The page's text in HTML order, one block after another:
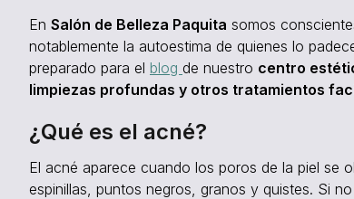
En Salón de Belleza Paquita somos
notablemente la autoestima de quienes lo
preparado para el blog de nuestro centro
limpiezas profundas y otros tratamientos
¿Qué es el acné?
El acné aparece cuando los poros de la piel se
espinillas, puntos negros, granos y quistes. Si